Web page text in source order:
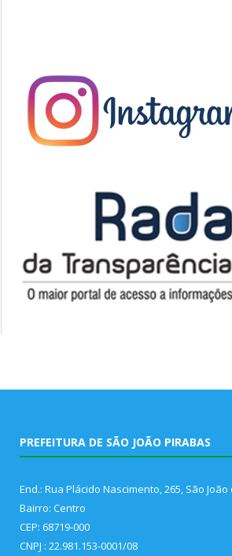
PREFEITURA DE SÃO JOÃO PIRABAS
End.: Rua Plácido Nascimento, 265, São
Bairro: Centro
CEP: 68719-000
CNPJ : 22.981.153-0001/08